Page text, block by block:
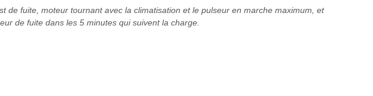
de fuite, moteur tournant avec la climatisation et le pulseur en marche maximum, et
de fuite dans les 5 minutes qui suivent la charge.